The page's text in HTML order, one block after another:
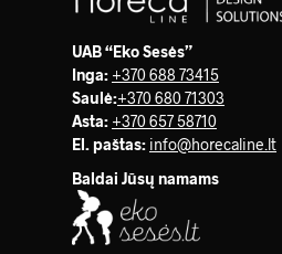
UAB “Eko Sesės”
Inga: +370 688 73415
Saulė:+370 680 71303
Asta: +370 657 58710
El. paštas: info@horecaline.lt
Baldai Jūsų namams